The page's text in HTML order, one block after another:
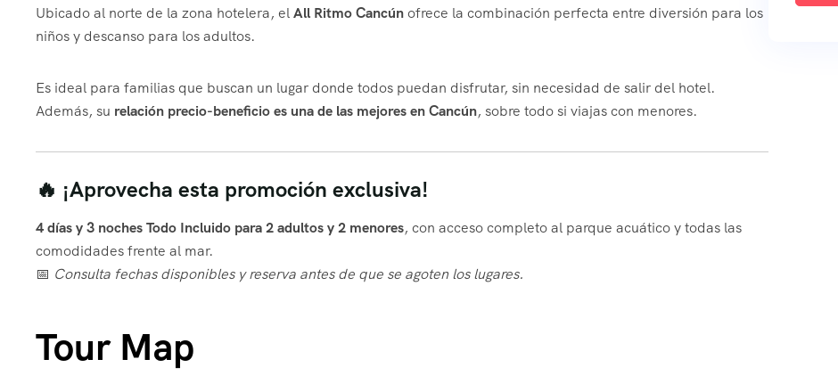
Ubicado al norte de la zona hotelera, elAll Ritmo Cancúnofrece la combinación perfecta entre diversión para los
niños y descanso para los adultos.
Es ideal para familias que buscan un lugar donde todos puedan disfrutar, sin necesidad de salir del hotel.
Además, su relación precio-beneficio es una de las mejores en Cancún, sobre todo si viajas con menores.
🔥 ¡Aprovecha esta promoción exclusiva!
4 días y 3 noches Todo Incluido para 2 adultos y 2 menores, con acceso completo al parque acuático y todas las
comodidades frente al mar.
📅 Consulta fechas disponibles y reserva antes de que se agoten los lugares.
Tour Map